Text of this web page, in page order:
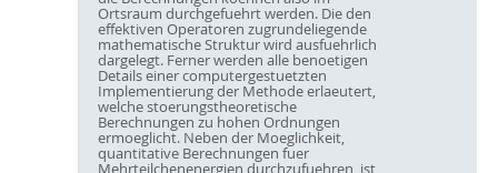
Ortsraum durchgefuehrt werden. Die den
effektiven Operatoren zugrundeliegende
mathematische Struktur wird ausfuehrlich
dargelegt. Ferner werden alle benoetigen
Details einer computergestuetzten
Implementierung der Methode erlaeutert,
welche stoerungstheoretische
Berechnungen zu hohen Ordnungen
ermoeglicht. Neben der Moeglichkeit,
quantitative Berechnungen fuer
Mehrteilchenenergien durchzufuehren, ist